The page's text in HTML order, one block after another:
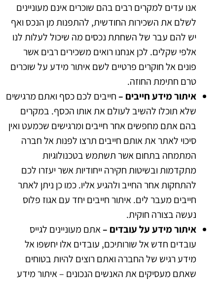
אנו עדים למקרים רבים בהם שוכרים אינם מעוניינים
לשלם את השכירות החודשית, להתפנות מן הנכס ואף
יש להם עבר של השחתת נכסים מה שיכול לעלות לנו
אלפי שקלים. לכן אנחנו רואים משכירים רבים אשר
פונים אל חוקרים פרטיים לשם איתור מידע על שוכרים
טרם חתימת החוזה.
איתור מידע חייבים –חייבים לכם כסף ואתם מרגישים
שלא תוכלו להשיב לעולם את אותו הכסף. במקרים
בהם אתם מחפשים אחר חייבים ומרגישים שכמעט ואין
סיכוי לאתר את אותם חייבים תרצו לפנות אל חברה
המתמחה בתחום אשר תשתמש בטכנולוגיות
מתקדמות ובשיטות חקירה ייחודיות אשר יעזרו לכם
להתחקות אחר החייב ולהגיע אליו. כמו כן ניתן לאתר
חייבים מעבר לים. איתור חייבים יחד עם אגוז פלוס
נעשה בצורה חוקית.
איתור מידע על עובדים –אתם מעוניינים לגייס
עובדים חדש אל שורותיכם, עובדים אלו יחשפו אל
מידע רגיש של החברה ואתם רוצים להיות בטוחים
שאתם מעסיקים את האנשים הנכונים – איתור מידע